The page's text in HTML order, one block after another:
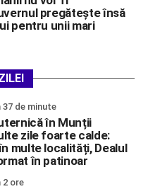
pregătește însă
pentru unii mari
37 de minute
în Munții
zile foarte calde:
multe localități, Dealul
în patinoar
2 ore